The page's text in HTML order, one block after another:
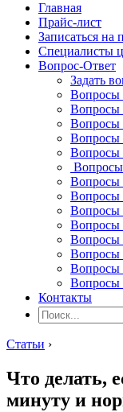
Главная
Прайс-лист
Записаться на
Специалисты
Вопрос-Ответ
Задать
Вопросы
Вопросы
Вопросы
Вопросы
Вопросы
Вопросы
Вопросы
Вопросы
Вопросы
Вопросы
Вопросы
Вопросы
Вопросы
Контакты
Статьи ›
Что делать,
минуту и